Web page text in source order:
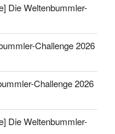
Die Weltenbummler-
Challenge 2026
Challenge 2026
Die Weltenbummler-